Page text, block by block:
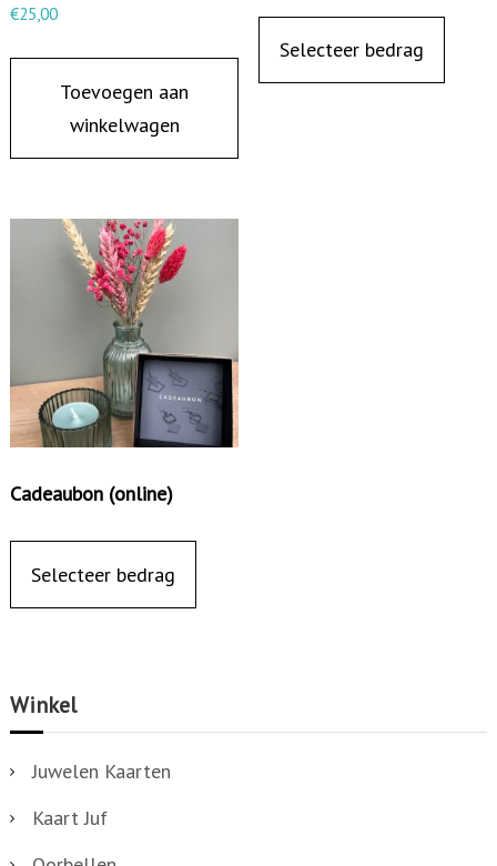
€25,00
Toevoegen aan
winkelwagen
Selecteer bedrag
Cadeaubon (online)
Selecteer bedrag
Winkel
Juwelen Kaarten
Kaart Juf